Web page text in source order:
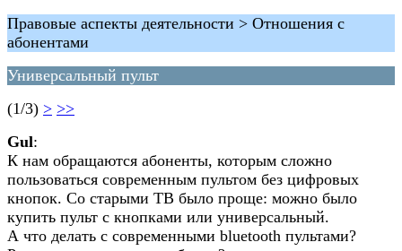
Правовые аспекты деятельности > Отношения с
абонентами
Универсальный пульт
(1/3) > >>
Gul:
К нам обращаются абоненты, которым сложно
пользоваться современным пультом без цифровых
кнопок. Со старыми ТВ было проще: можно было
купить пульт с кнопками или универсальный.
А что делать с современными bluetooth пультами?